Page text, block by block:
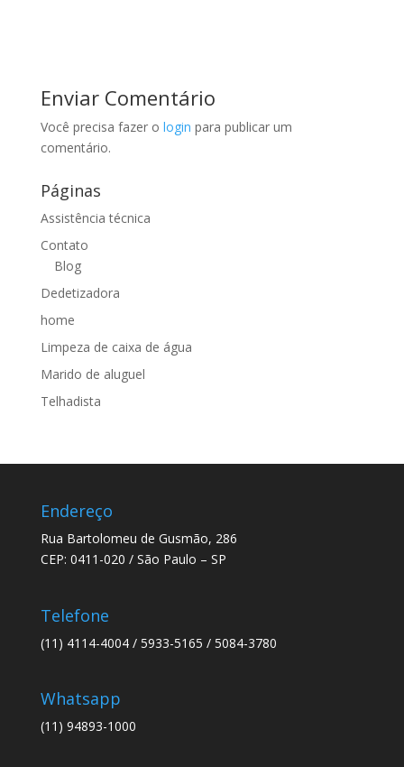
Enviar Comentário
Você precisa fazer o login para publicar um
comentário.
Páginas
Assistência técnica
Contato
Blog
Dedetizadora
home
Limpeza de caixa de água
Marido de aluguel
Telhadista
Endereço
Rua Bartolomeu de Gusmão, 286
CEP: 0411-020 / São Paulo – SP
Telefone
(11) 4114-4004 / 5933-5165 / 5084-3780
Whatsapp
(11) 94893-1000